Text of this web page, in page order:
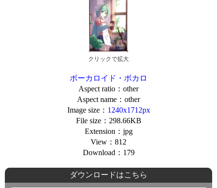
クリックで拡大
ボーカロイド・ボカロ
Aspect ratio：other
Aspect name：other
Image size： 1240x1712px
File size：298.66KB
Extension：jpg
View：812
Download：179
ダウンロードはこちら